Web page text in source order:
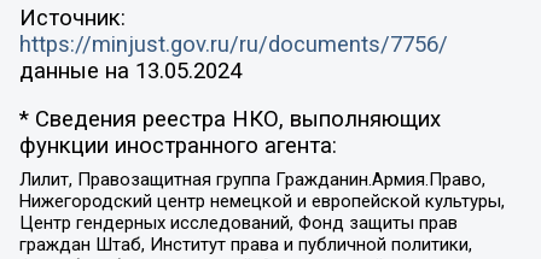
Источник:
https://minjust.gov.ru/ru/documents/7756/
данные на 13.05.2024
* Сведения реестра НКО, выполняющих
функции иностранного агента:
Лилит, Правозащитная группа Гражданин.Армия.Право,
Нижегородский центр немецкой и европейской культуры,
Центр гендерных исследований, Фонд защиты прав
граждан Штаб, Институт права и публичной политики,